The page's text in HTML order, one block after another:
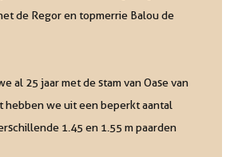
de Regor en topmerrie Balou de
al 25 jaar met de stam van Oase van
hebben we uit een beperkt aantal
1.45 en 1.55 m paarden